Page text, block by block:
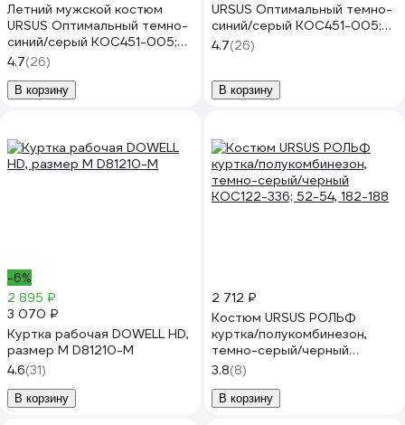
Летний мужской костюм
URSUS Оптимальный темно-
синий/серый КОС451-005;
48-50, 170-176
4.7(26)
В корзину
URSUS Оптимальный темно-
синий/серый КОС451-005;
52-54, 170-176
4.7(26)
В корзину
-6%
2 895 ₽
3 070 ₽
Куртка рабочая DOWELL HD,
размер M D81210-M
4.6(31)
В корзину
2 712 ₽
Костюм URSUS РОЛЬФ
куртка/полукомбинезон,
темно-серый/черный
КОС122-336; 52-54, 182-188
3.8(8)
В корзину